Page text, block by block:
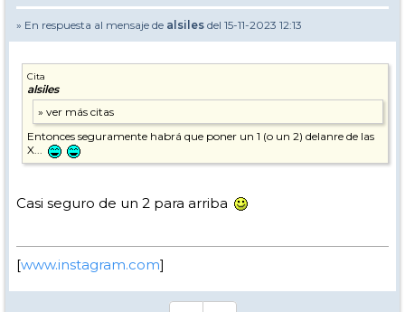
» En respuesta al mensaje de alsiles del 15-11-2023 12:13
Cita
alsiles
Entonces seguramente habrá que poner un 1 (o un 2) delanre de las
X...
Casi seguro de un 2 para arriba
[www.instagram.com]